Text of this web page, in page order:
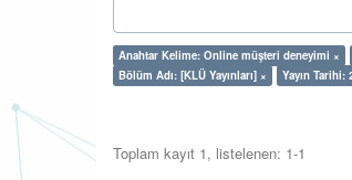
Anahtar Kelime: Online müşteri deneyimi ×
Bölüm Adı: [KLÜ Yayınları] ×
Yayın Tarihi:
Toplam kayıt 1, listelenen: 1-1